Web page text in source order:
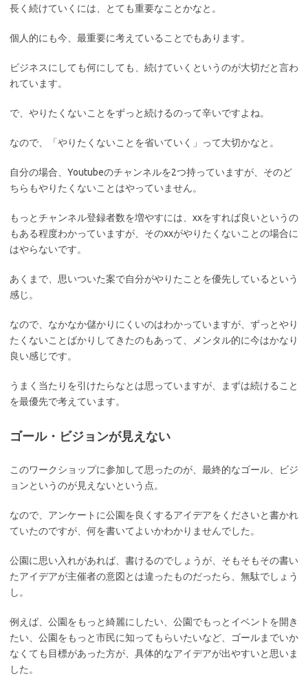
長く続けていくには、とても重要なことかなと。
個人的にも今、最重要に考えていることでもあります。
ビジネスにしても何にしても、続けていくというのが大切だと言わ
れています。
で、やりたくないことをずっと続けるのって辛いですよね。
なので、「やりたくないことを省いていく」って大切かなと。
自分の場合、Youtubeのチャンネルを2つ持っていますが、そのど
ちらもやりたくないことはやっていません。
もっとチャンネル登録者数を増やすには、xxをすれば良いというの
もある程度わかっていますが、そのxxがやりたくないことの場合に
はやらないです。
あくまで、思いついた案で自分がやりたことを優先しているという
感じ。
なので、なかなか儲かりにくいのはわかっていますが、ずっとやり
たくないことばかりしてきたのもあって、メンタル的に今はかなり
良い感じです。
うまく当たりを引けたらなとは思っていますが、まずは続けること
を最優先で考えています。
ゴール・ビジョンが見えない
このワークショップに参加して思ったのが、最終的なゴール、ビジ
ョンというのが見えないという点。
なので、アンケートに公園を良くするアイデアをくださいと書かれ
ていたのですが、何を書いてよいかわかりませんでした。
公園に思い入れがあれば、書けるのでしょうが、そもそもその書い
たアイデアが主催者の意図とは違ったものだったら、無駄でしょう
し。
例えば、公園をもっと綺麗にしたい、公園でもっとイベントを開き
たい、公園をもっと市民に知ってもらいたいなど、ゴールまでいか
なくても目標があった方が、具体的なアイデアが出やすいと思いま
した。